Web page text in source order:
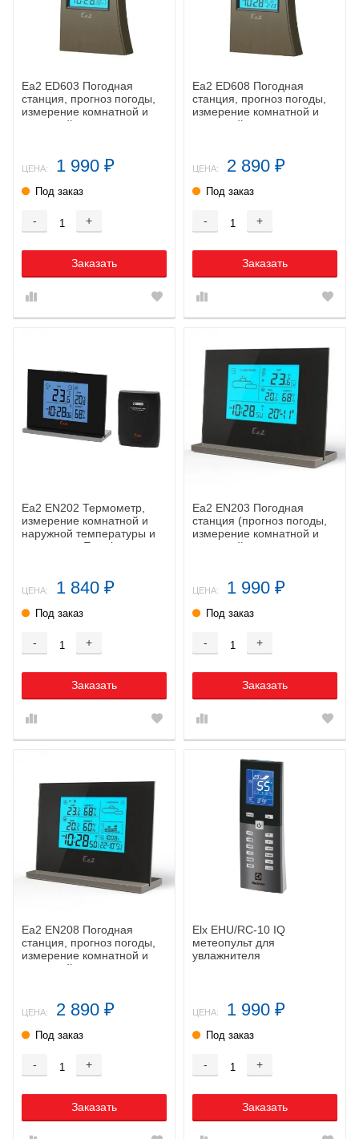
Ea2 ED603 Погодная
станция, прогноз погоды,
измерение комнатной и
наружной температуры и
ЦЕНА: 1 990 ₽
Под заказ
- +
Заказать
Ea2 ED608 Погодная
станция, прогноз погоды,
измерение комнатной и
наружной температуры и
ЦЕНА: 2 890 ₽
Под заказ
- +
Заказать
Ea2 EN202 Термометр,
измерение комнатной и
наружной температуры и
влажности, Eternity
ЦЕНА: 1 840 ₽
Под заказ
- +
Заказать
Ea2 EN203 Погодная
станция (прогноз погоды,
измерение комнатной и
наружной температуры и
ЦЕНА: 1 990 ₽
Под заказ
- +
Заказать
Ea2 EN208 Погодная
станция, прогноз погоды,
измерение комнатной и
наружной температуры и
ЦЕНА: 2 890 ₽
Под заказ
- +
Заказать
Elx EHU/RC-10 IQ
метеопульт для
увлажнителя
ЦЕНА: 1 990 ₽
Под заказ
- +
Заказать